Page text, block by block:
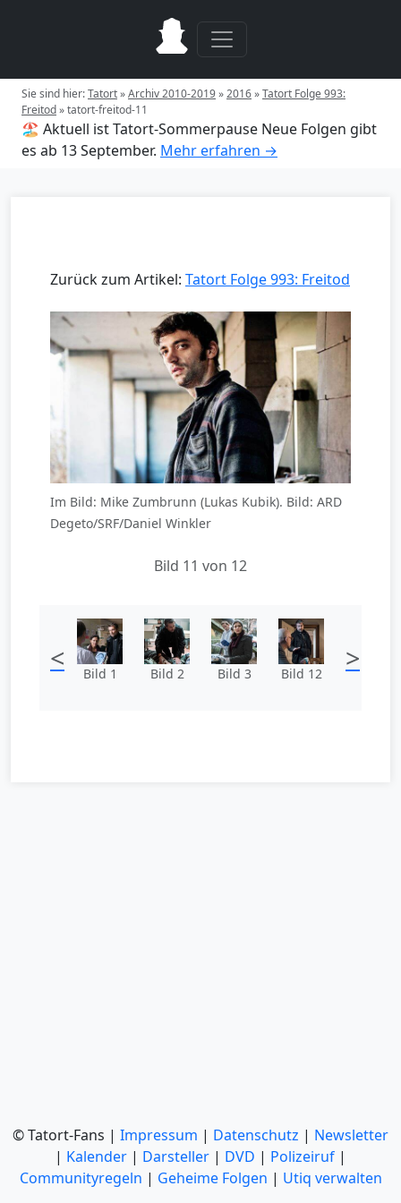
Sie sind hier:Tatort»Archiv 2010-2019»2016»Tatort Folge 993:
Freitod»tatort-freitod-11
🏖️ Aktuell ist Tatort-Sommerpause Neue Folgen gibt
es ab 13 September. Mehr erfahren →
Zurück zum Artikel: Tatort Folge 993: Freitod
Im Bild: Mike Zumbrunn (Lukas Kubik). Bild: ARD
Degeto/SRF/Daniel Winkler
Bild 11 von 12
< Bild 1 Bild 2 Bild 3 Bild 12 >
© Tatort-Fans | Impressum | Datenschutz | Newsletter
| Kalender | Darsteller | DVD | Polizeiruf |
Communityregeln | Geheime Folgen | Utiq verwalten